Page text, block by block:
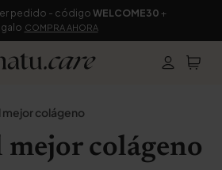
pedido - código WELCOME30 +
COMPRA AHORA
mejor colágeno
mejor colágeno